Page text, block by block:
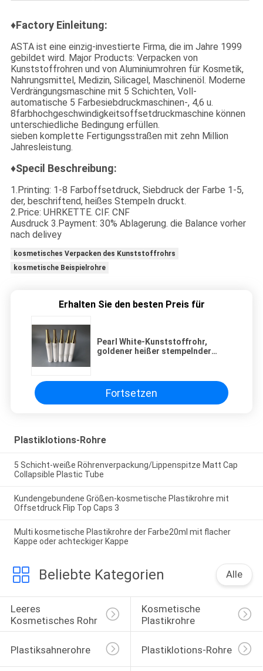
♦Factory Einleitung:
ASTA ist eine einzig-investierte Firma, die im Jahre 1999
gebildet wird. Major Products: Verpacken von
Kunststoffrohren und von Aluminiumrohren für Kosmetik,
Nahrungsmittel, Medizin, Silicagel, Maschinenöl. Moderne
Verdrängungsmaschine mit 5 Schichten, Voll-
automatische 5 Farbesiebdruckmaschinen-, 4,6 u.
8farbhochgeschwindigkeitsoffsetdruckmaschine können
unterschiedliche Bedingung erfüllen.
sieben komplette Fertigungsstraßen mit zehn Million
Jahresleistung.
♦Specil Beschreibung:
1.Printing: 1-8 Farboffsetdruck, Siebdruck der Farbe 1-5,
der, beschriftend, heißes Stempeln druckt.
2.Price: UHRKETTE. CIF. CNF
Ausdruck 3.Payment: 30% Ablagerung. die Balance vorher
nach delivey
kosmetisches Verpacken des Kunststoffrohrs
kosmetische Beispielrohre
Erhalten Sie den besten Preis für
Pearl White-Kunststoffrohr,
goldener heißer stempelnder
Fortsetzen
Plastiklotions-Rohre
5 Schicht-weiße Röhrenverpackung/Lippenspitze Matt Cap
Collapsible Plastic Tube
Kundengebundene Größen-kosmetische Plastikrohre mit
Offsetdruck Flip Top Caps 3
Multi kosmetische Plastikrohre der Farbe20ml mit flacher
Kappe oder achteckiger Kappe
Beliebte Kategorien Alle
Leeres
Kosmetisches Rohr
Kosmetische
Plastikrohre
Plastiksahnerohre Plastiklotions-Rohre